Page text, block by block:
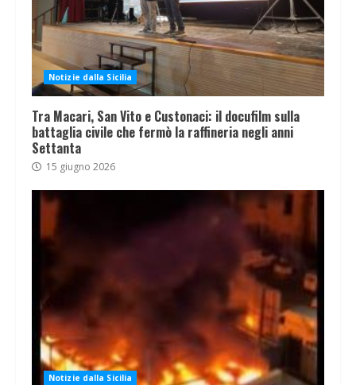
Notizie dalla Sicilia
Tra Macari, San Vito e Custonaci: il docufilm sulla
battaglia civile che fermò la raffineria negli anni
Settanta
15 giugno 2026
Notizie dalla Sicilia